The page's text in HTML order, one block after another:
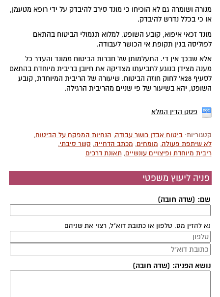
מנורה ושומרה גם לא הוכיחו כי מונד סירב להיבדק על ידי רופא מטעמן,
או כי בכלל נדרש להיבדק.
מונד זכאי איפוא, קובע השופט, למלוא תגמולי הביטוח בהתאם
לפוליסה בגין תקופת אי הכושר לעבודה.
אלא שבכך אין די. התעלמותן של חברות הביטוח ממונד והעדר כל
מענה מצידן בנוגע לתביעתו מצדיקה את חיובן בריבית מיוחדת בהתאם
לסעיף 28א' לחוק חוזה הביטוח. שיעורה של הריבית המיוחדת, קובע
השופט, יהא בשיעור של פי שניים מהריבית הרגילה.
פסק הדין המלא
קטגוריות:ביטוח אבדן כושר עבודה, הנחיות המפקח על הביטוח,
לא שיתפת פעולה, מומחים, מכתב הדחייה, קשר סיבתי,
ריבית מיוחדת ופיצויים עונשיים,תאונת דרכים
פניה ליעוץ משפטי
שם: (שדה חובה)
נא להזין מס. טלפון או כתובת דוא"ל, רצוי את שניהם
נושא הפניה: (שדה חובה)